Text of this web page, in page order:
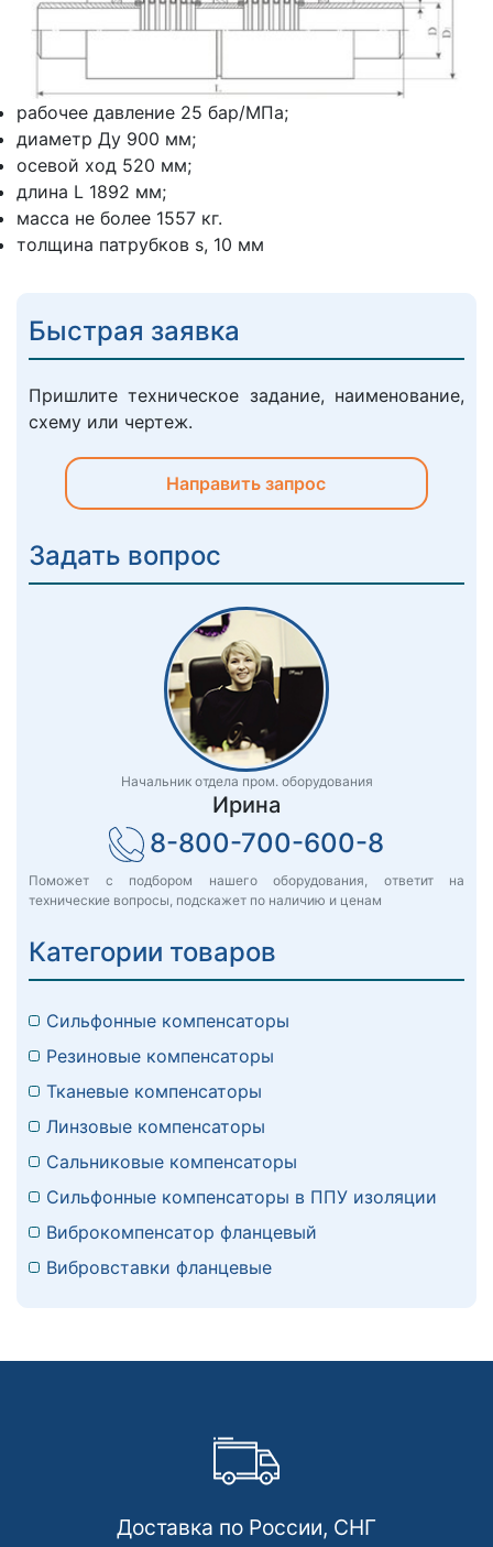
рабочее давление 25 бар/МПа;
диаметр Ду 900 мм;
осевой ход 520 мм;
длина L 1892 мм;
масса не более 1557 кг.
толщина патрубков s, 10 мм
Быстрая заявка
Пришлите техническое задание, наименование,
схему или чертеж.
Направить запрос
Задать вопрос
Начальник отдела пром. оборудования
Ирина
8-800-700-600-8
Поможет с подбором нашего оборудования, ответит на
технические вопросы, подскажет по наличию и ценам
Категории товаров
Сильфонные компенсаторы
Резиновые компенсаторы
Тканевые компенсаторы
Линзовые компенсаторы
Сальниковые компенсаторы
Сильфонные компенсаторы в ППУ изоляции
Виброкомпенсатор фланцевый
Вибровставки фланцевые
Доставка по России, СНГ